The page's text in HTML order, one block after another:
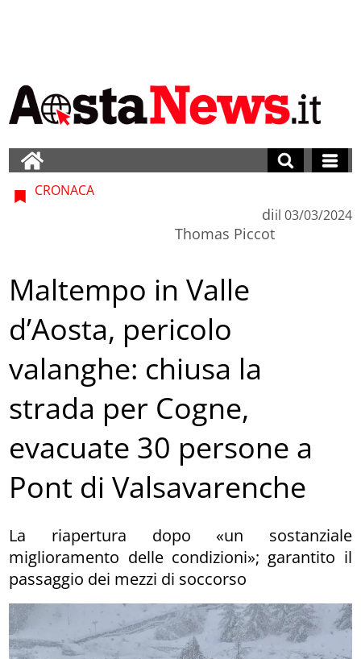
CRONACA
di
Thomas Piccot
il 03/03/2024
Maltempo in Valle
d’Aosta, pericolo
valanghe: chiusa la
strada per Cogne,
evacuate 30 persone a
Pont di Valsavarenche
La riapertura dopo «un sostanziale
miglioramento delle condizioni»; garantito il
passaggio dei mezzi di soccorso